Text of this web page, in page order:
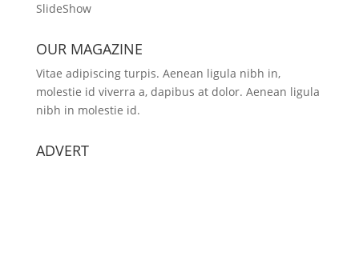
SlideShow
OUR MAGAZINE
Vitae adipiscing turpis. Aenean ligula nibh in,
molestie id viverra a, dapibus at dolor. Aenean ligula
nibh in molestie id.
ADVERT